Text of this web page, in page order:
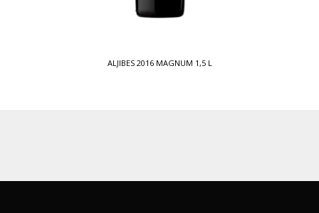
ALJIBES 2016 MAGNUM 1,5 L